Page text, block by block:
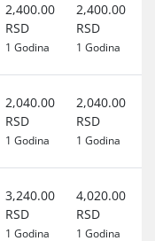
2,400.00
RSD
1 Godina
2,400.00
RSD
1 Godina
2,040.00
RSD
1 Godina
2,040.00
RSD
1 Godina
3,240.00
RSD
1 Godina
4,020.00
RSD
1 Godina